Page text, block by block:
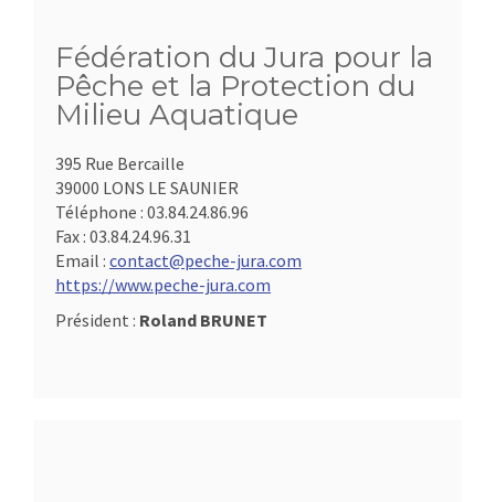
Fédération du Jura pour la
Pêche et la Protection du
Milieu Aquatique
395 Rue Bercaille
39000 LONS LE SAUNIER
Téléphone : 03.84.24.86.96
Fax : 03.84.24.96.31
Email : contact@peche-jura.com
https://www.peche-jura.com
Président : Roland BRUNET